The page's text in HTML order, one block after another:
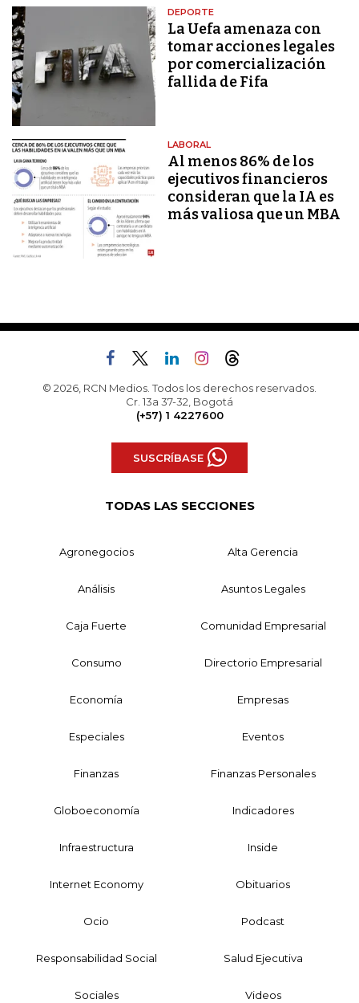
DEPORTE
La Uefa amenaza con
tomar acciones legales
por comercialización
fallida de Fifa
LABORAL
Al menos 86% de los
ejecutivos financieros
consideran que la IA es
más valiosa que un MBA
© 2026, RCN Medios. Todos los derechos reservados.
Cr. 13a 37-32, Bogotá
(+57) 1 4227600
SUSCRÍBASE
TODAS LAS SECCIONES
Agronegocios Alta Gerencia
Análisis Asuntos Legales
Caja Fuerte Comunidad Empresarial
Consumo Directorio Empresarial
Economía Empresas
Especiales Eventos
Finanzas Finanzas Personales
Globoeconomía Indicadores
Infraestructura Inside
Internet Economy Obituarios
Ocio Podcast
Responsabilidad Social Salud Ejecutiva
Sociales Videos